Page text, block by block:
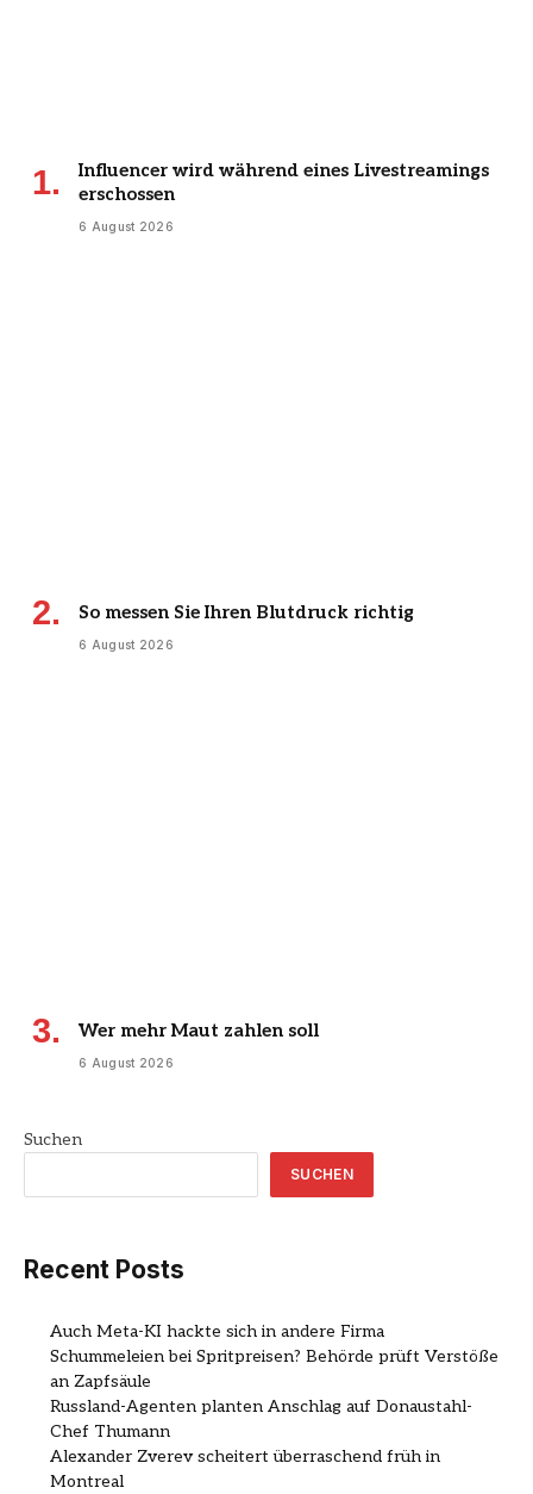
Influencer wird während eines Livestreamings
erschossen
6 August 2026
So messen Sie Ihren Blutdruck richtig
6 August 2026
Wer mehr Maut zahlen soll
6 August 2026
Suchen
SUCHEN
Recent Posts
Auch Meta-KI hackte sich in andere Firma
Schummeleien bei Spritpreisen? Behörde prüft Verstöße
an Zapfsäule
Russland-Agenten planten Anschlag auf Donaustahl-
Chef Thumann
Alexander Zverev scheitert überraschend früh in
Montreal